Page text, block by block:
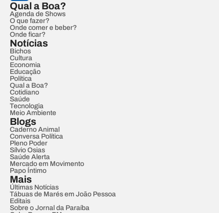
Qual a Boa?
Agenda de Shows
O que fazer?
Onde comer e beber?
Onde ficar?
Notícias
Bichos
Cultura
Economia
Educação
Política
Qual a Boa?
Cotidiano
Saúde
Tecnologia
Meio Ambiente
Blogs
Caderno Animal
Conversa Política
Pleno Poder
Sílvio Osias
Saúde Alerta
Mercado em Movimento
Papo Íntimo
Mais
Últimas Notícias
Tábuas de Marés em João Pessoa
Editais
Sobre o Jornal da Paraíba